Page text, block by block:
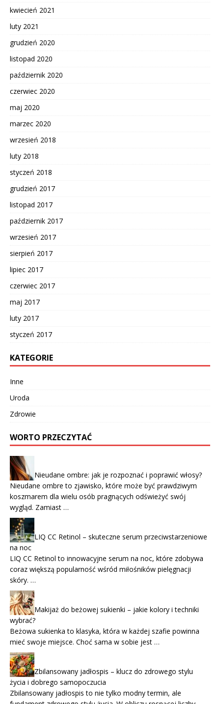
kwiecień 2021
luty 2021
grudzień 2020
listopad 2020
październik 2020
czerwiec 2020
maj 2020
marzec 2020
wrzesień 2018
luty 2018
styczeń 2018
grudzień 2017
listopad 2017
październik 2017
wrzesień 2017
sierpień 2017
lipiec 2017
czerwiec 2017
maj 2017
luty 2017
styczeń 2017
KATEGORIE
Inne
Uroda
Zdrowie
WORTO PRZECZYTAĆ
Nieudane ombre: jak je rozpoznać i poprawić włosy?
Nieudane ombre to zjawisko, które może być prawdziwym
koszmarem dla wielu osób pragnących odświeżyć swój
wygląd. Zamiast …
LIQ CC Retinol – skuteczne serum przeciwstarzeniowe
na noc
LIQ CC Retinol to innowacyjne serum na noc, które zdobywa
coraz większą popularność wśród miłośników pielęgnacji
skóry. …
Makijaż do beżowej sukienki – jakie kolory i techniki
wybrać?
Beżowa sukienka to klasyka, która w każdej szafie powinna
mieć swoje miejsce. Choć sama w sobie jest …
Zbilansowany jadłospis – klucz do zdrowego stylu
życia i dobrego samopoczucia
Zbilansowany jadłospis to nie tylko modny termin, ale